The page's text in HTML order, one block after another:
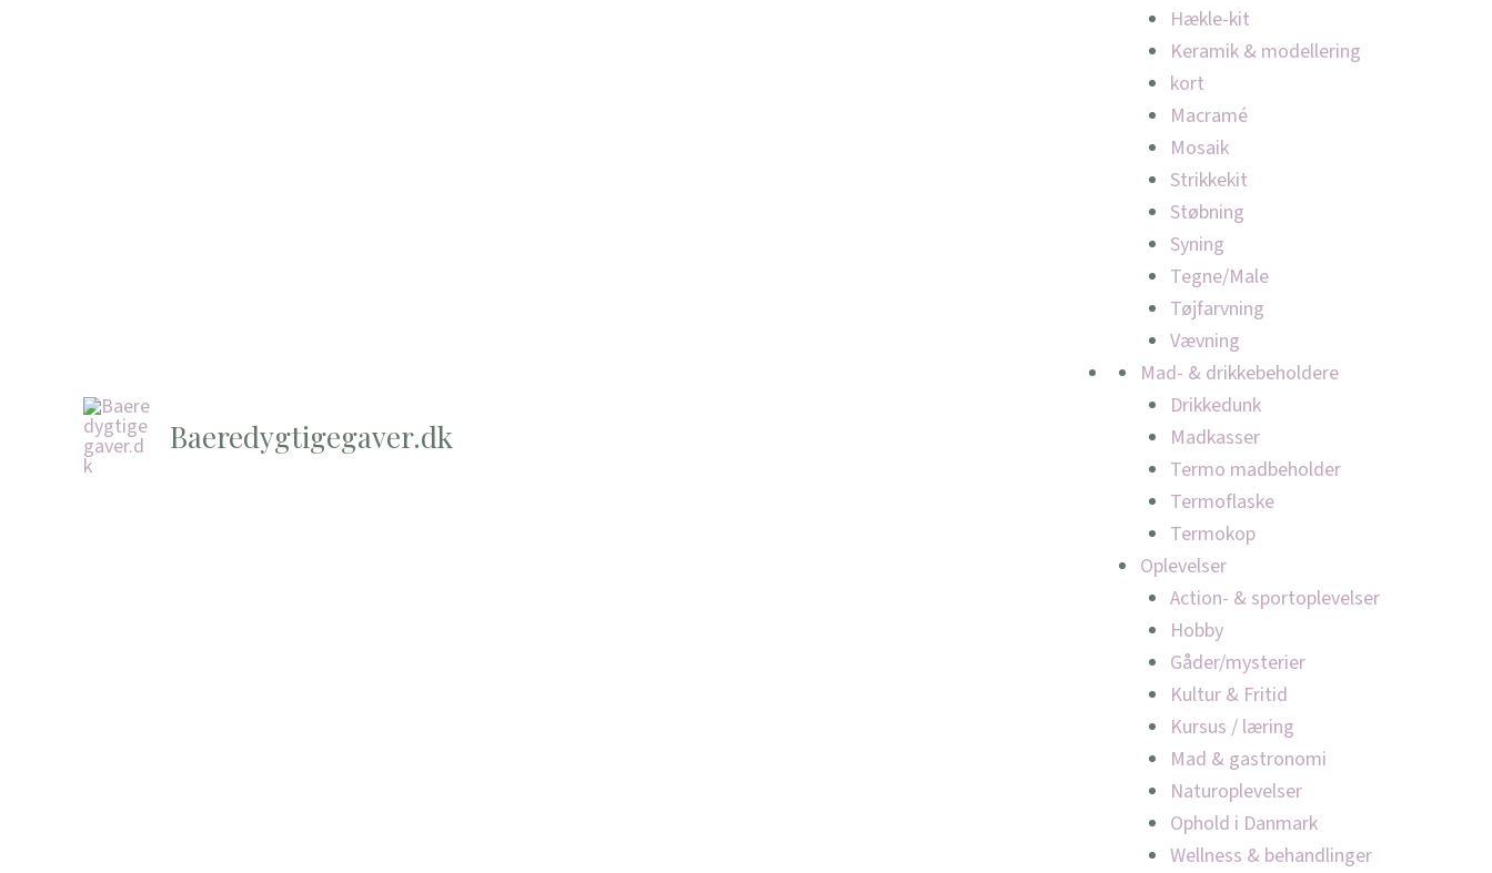
Baeredygtigegaver.dk
Hækle-kit
Keramik & modellering
kort
Macramé
Mosaik
Strikkekit
Støbning
Syning
Tegne/Male
Tøjfarvning
Vævning
Mad- & drikkebeholdere
Drikkedunk
Madkasser
Termo madbeholder
Termoflaske
Termokop
Oplevelser
Action- & sportoplevelser
Hobby
Gåder/mysterier
Kultur & Fritid
Kursus / læring
Mad & gastronomi
Naturoplevelser
Ophold i Danmark
Wellness & behandlinger